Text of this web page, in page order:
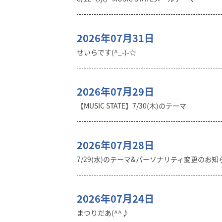
2026年07月31日
せいらです(^_-)-☆
2026年07月29日
【MUSIC STATE】7/30(木)のテーマ
2026年07月28日
7/29(水)のテーマ&パーソナリティ変更のお知
2026年07月24日
まつりだあ(^^♪